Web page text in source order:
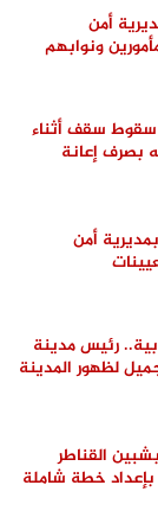
أمن
ونوابهم
سقوط سقف أثناء
بصرف إعانة
أمن
رئيس مدينة
لظهور المدينة
القناطر
خطة شاملة